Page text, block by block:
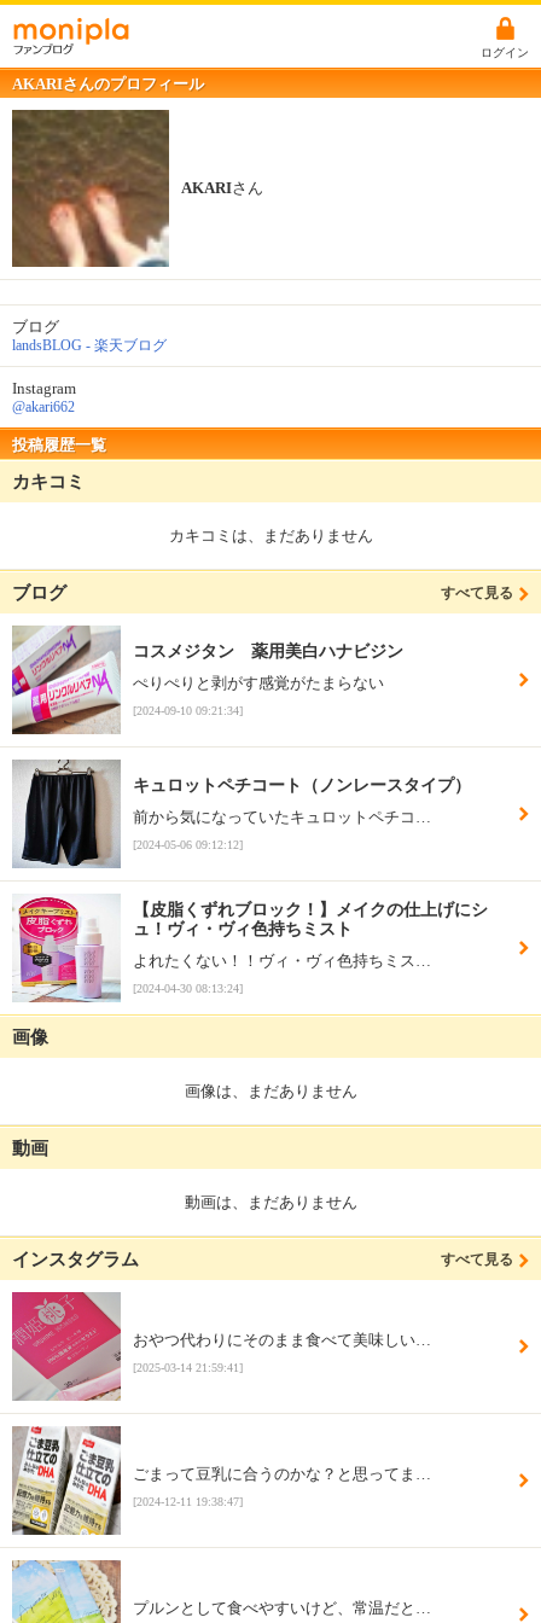
ログイン
AKARIさんのプロフィール
AKARIさん
ブログ
landsBLOG - 楽天ブログ
Instagram
@akari662
投稿履歴一覧
カキコミ
カキコミは、まだありません
ブログ すべて見る
コスメジタン 薬用美白ハナビジン
ぺりぺりと剥がす感覚がたまらない
[2024-09-10 09:21:34]
キュロットペチコート（ノンレースタイプ）
前から気になっていたキュロットペチコ…
[2024-05-06 09:12:12]
【皮脂くずれブロック！】メイクの仕上げにシ
ュ！ヴィ・ヴィ色持ちミスト
よれたくない！！ヴィ・ヴィ色持ちミス…
[2024-04-30 08:13:24]
画像
画像は、まだありません
動画
動画は、まだありません
インスタグラム すべて見る
おやつ代わりにそのまま食べて美味しい…
[2025-03-14 21:59:41]
ごまって豆乳に合うのかな？と思ってま…
[2024-12-11 19:38:47]
プルンとして食べやすいけど、常温だと…